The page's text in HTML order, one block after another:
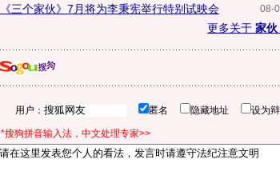
08-
《三个家伙》7月将为李秉宪举行特别试映会
更多关于 家伙
用户： 匿名 隐藏地址 设为
*搜狗拼音输入法，中文处理专家>>